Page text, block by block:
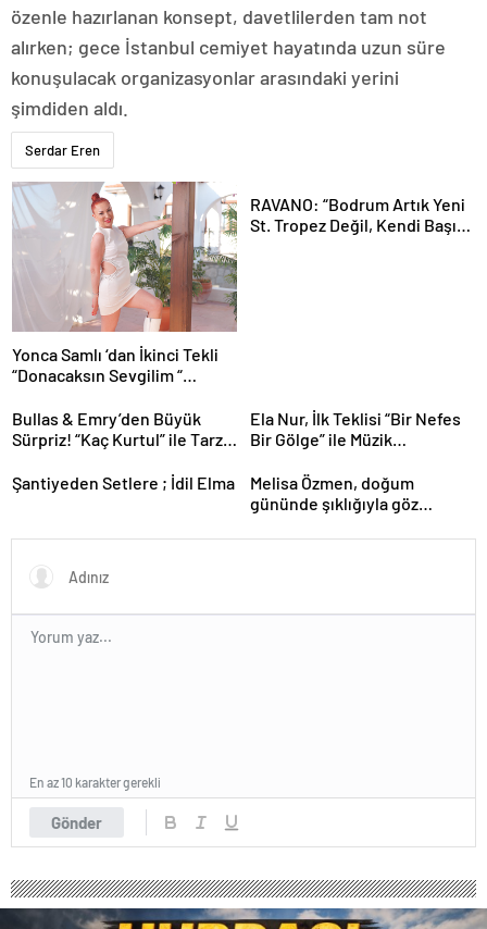
özenle hazırlanan konsept, davetlilerden tam not
alırken; gece İstanbul cemiyet hayatında uzun süre
konuşulacak organizasyonlar arasındaki yerini
şimdiden aldı.
Serdar Eren
Yonca Samlı ‘dan İkinci Tekli
“Donacaksın Sevgilim “
RAVANO: “Bodrum Artık Yeni
St. Tropez Değil, Kendi Başına
Bullas & Emry’den Büyük
Sürpriz! “Kaç Kurtul” ile Tarz
Ela Nur, İlk Teklisi “Bir Nefes
Bir Gölge” ile Müzik
Şantiyeden Setlere ; İdil Elma
Melisa Özmen, doğum
gününde şıklığıyla göz
Gönder
En az 10 karakter gerekli